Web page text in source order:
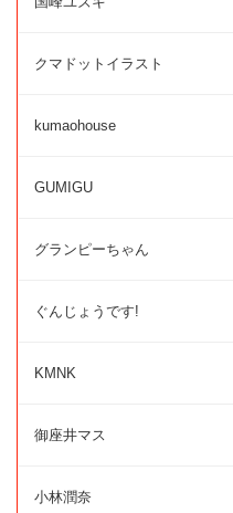
クマドットイラスト
kumaohouse
GUMIGU
グランピーちゃん
ぐんじょうです!
KMNK
御座井マス
小林潤奈